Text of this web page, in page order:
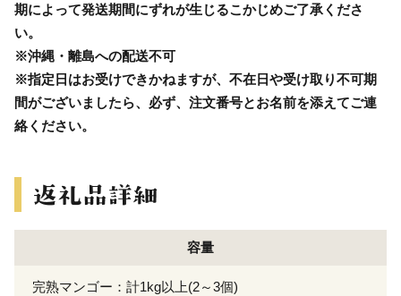
期によって発送期間にずれが生じるこかじめご了承くださ
い。
※沖縄・離島への配送不可
※指定日はお受けできかねますが、不在日や受け取り不可期
間がございましたら、必ず、注文番号とお名前を添えてご連
絡ください。
容量
完熟マンゴー：計1kg以上(2～3個)